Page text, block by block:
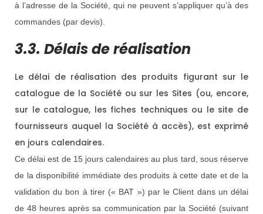
à l’adresse de la Société, qui ne peuvent s’appliquer qu’à des
commandes (par devis).
3.3. Délais de réalisation
Le délai de réalisation des produits figurant sur le
catalogue de la Société ou sur les Sites (ou, encore,
sur le catalogue, les fiches techniques ou le site de
fournisseurs auquel la Société à accès), est exprimé
en jours calendaires.
Ce délai est de 15 jours calendaires au plus tard, sous réserve
de la disponibilité immédiate des produits à cette date et de la
validation du bon à tirer (« BAT ») par le Client dans un délai
de 48 heures après sa communication par la Société (suivant